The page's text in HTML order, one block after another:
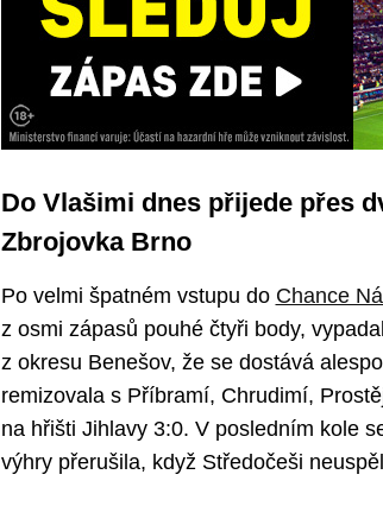
Do Vlašimi dnes přijede přes
Zbrojovka Brno
Po velmi špatném vstupu do Chance
z osmi zápasů pouhé čtyři body,
z okresu Benešov, že se dostává
remizovala s Příbramí, Chrudimí,
na hřišti Jihlavy 3:0. V posledním kole
výhry přerušila, když Středočeši